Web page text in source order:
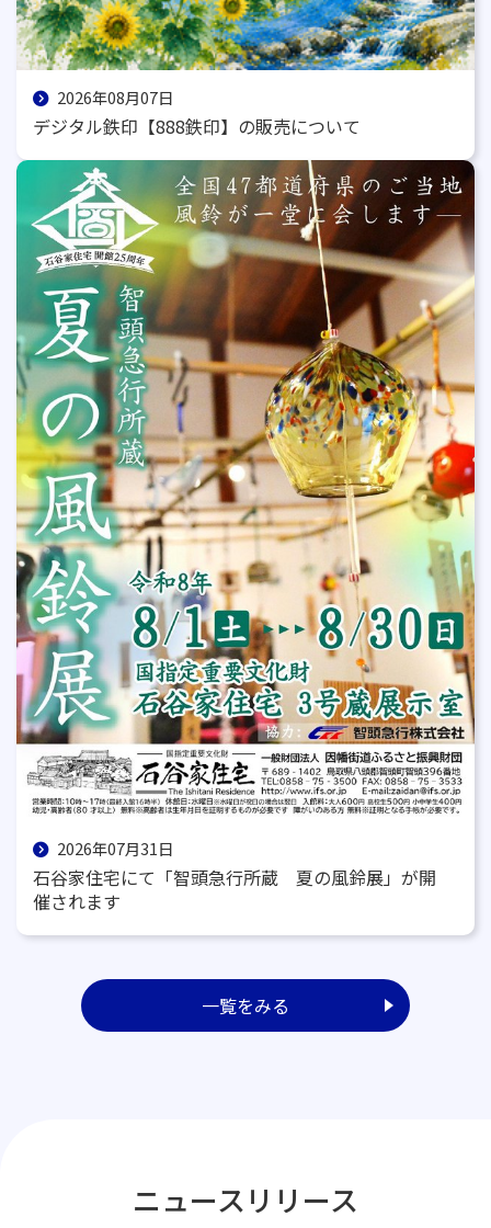
2026年08月07日
デジタル鉄印【888鉄印】の販売について
2026年07月31日
石谷家住宅にて「智頭急行所蔵 夏の風鈴展」が開
催されます
一覧をみる
ニュースリリース